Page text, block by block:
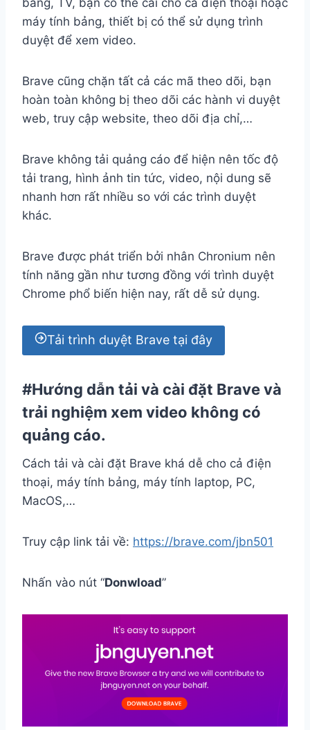
bảng, TV, bạn có thể cài cho cả điện thoại hoặc
máy tính bảng, thiết bị có thể sử dụng trình
duyệt để xem video.
Brave cũng chặn tất cả các mã theo dõi, bạn
hoàn toàn không bị theo dõi các hành vi duyệt
web, truy cập website, theo dõi địa chỉ,…
Brave không tải quảng cáo để hiện nên tốc độ
tải trang, hình ảnh tin tức, video, nội dung sẽ
nhanh hơn rất nhiều so với các trình duyệt
khác.
Brave được phát triển bởi nhân Chronium nên
tính năng gần như tương đồng với trình duyệt
Chrome phổ biến hiện nay, rất dễ sử dụng.
Tải trình duyệt Brave tại đây
#Hướng dẫn tải và cài đặt Brave và
trải nghiệm xem video không có
quảng cáo.
Cách tải và cài đặt Brave khá dễ cho cả điện
thoại, máy tính bảng, máy tính laptop, PC,
MacOS,…
Truy cập link tải về: https://brave.com/jbn501
Nhấn vào nút “Donwload”